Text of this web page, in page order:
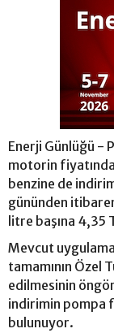
Enerji Günlüğü -
motorin
benzine de
gününden
litre başına 4,35
Mevcut
tamamının Özel
edilmesinin
indirimin pompa
bulunuyor.